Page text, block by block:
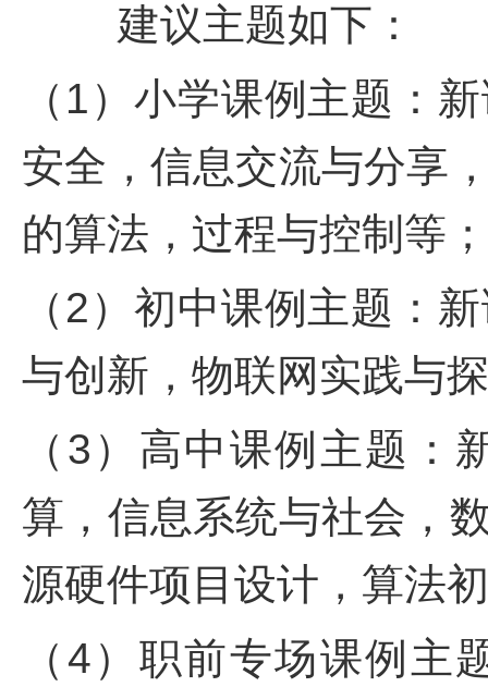
建议主题如下：
（1）小学课例主题：
安全，信息交流与分享
的算法，过程与控制等；
（2）初中课例主题：
与创新，物联网实践与
（3）高中课例主题：
算，信息系统与社会，
源硬件项目设计，算法
（4）职前专场课例主